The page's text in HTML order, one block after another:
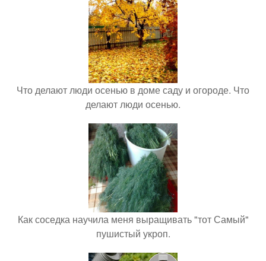
Что делают люди осенью в доме саду и огороде. Что
делают люди осенью.
Как соседка научила меня выращивать "тот Самый"
пушистый укроп.